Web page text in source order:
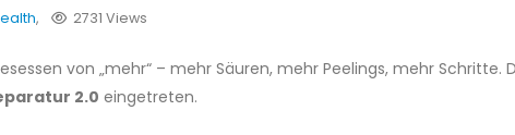
, 2731 Views
von „mehr“ – mehr Säuren, mehr Peelings, mehr Schritte.
2.0 eingetreten.